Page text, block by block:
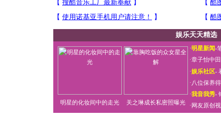
娱乐天天精选
明星的化妆间中的走光 关之琳成长私密照曝光
·明星新闻-
·章子怡中
·娱乐社区-
·八位保养
·我音我秀-
· 网友原创